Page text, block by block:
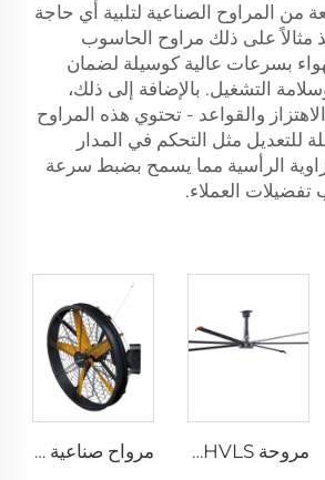
من المراوح الصناعية لتلبية أي حاجة
مثالاً على ذلك مراوح الحاسوب
بسرعات عالية كوسيلة لضمان
التشغيل. بالإضافة إلى ذلك،
والقواعد - تحتوي هذه المراوح
للتعديل مثل التحكم في المدار
الرأسية مما يسمح بضبط سرعة
العملاء.
مروحة HVLS بطول 24 قدمًا (7.3 متر) كبيرة الحجم، مروحة سقف صناعية كهربائية لمزارع الأبقار والمستودعات مرواح صناعية مثبتة على الحائط بسرعة عالية جودة عالية مع محرك 220 فولت لمصانع المستشفيات والمطاعم والمزارع والفنادق